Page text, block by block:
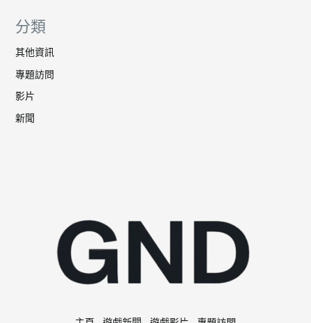
分類
其他資訊
專題訪問
影片
新聞